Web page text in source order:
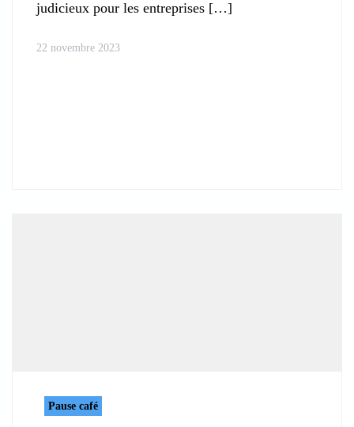
judicieux pour les entreprises
22 novembre 2023
Pause café